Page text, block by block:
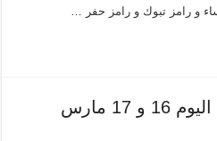
و رامز تبوك و رامز حفر …
عروض رامز السعودية اليوم 16 و 17 مارس